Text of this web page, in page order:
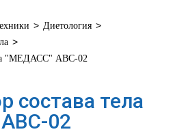
> Диетология >
>
"МЕДАСС" АВС-02
состава тела
02